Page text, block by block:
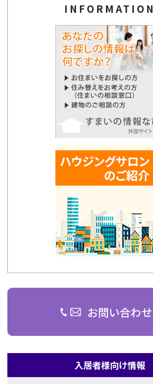
INFORMATION
お問い合わせ
入居者様向け情報